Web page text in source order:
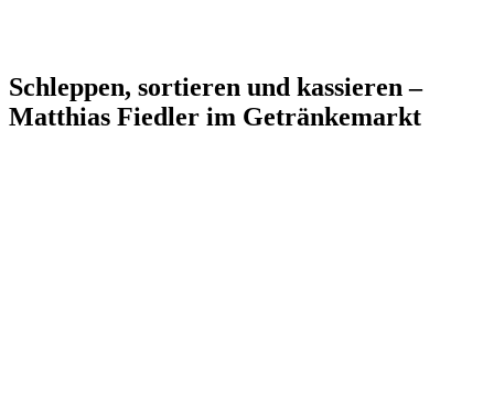
Schleppen, sortieren und kassieren –
Matthias Fiedler im Getränkemarkt